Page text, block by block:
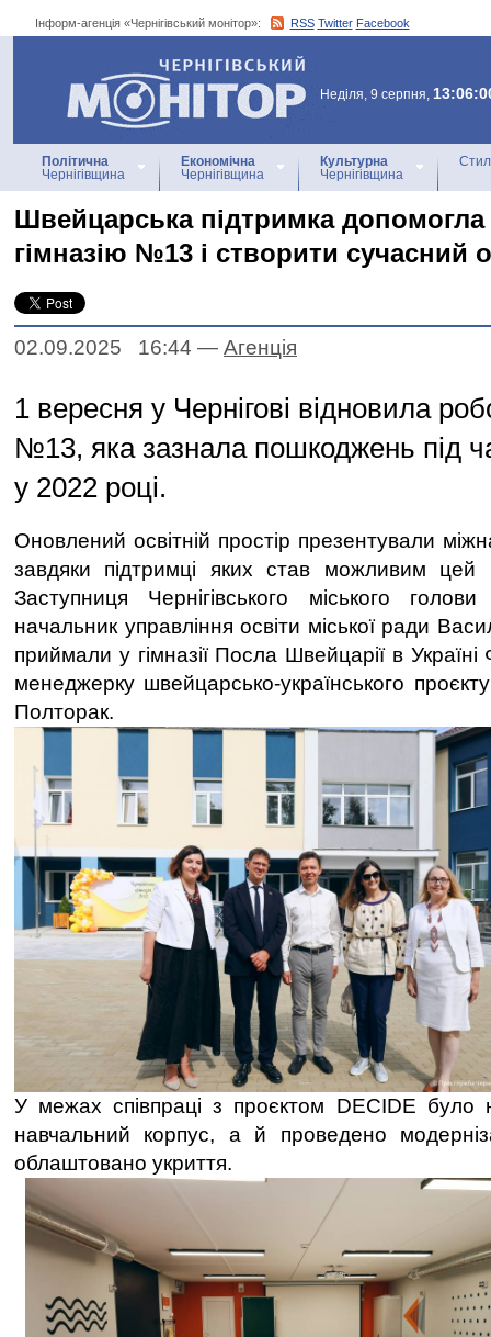
Інформ-агенція «Чернігівський монітор»: RSS Twitter Facebook
Інформ-агенція
«Чернігівський монітор»
Неділя, 9 серпня,
Політична
Чернігівщина
Економічна
Чернігівщина
Культурна
Чернігівщина
Швейцарська підтримка допомогла
гімназію №13 і створити сучасний
02.09.2025 16:44 — Агенцiя
1 вересня у Чернігові відновила
№13, яка зазнала пошкоджень під
у 2022 році.
Оновлений освітній простір презентували
завдяки підтримці яких став можливим цей
Заступниця Чернігівського міського
начальник управління освіти міської ради
приймали у гімназії Посла Швейцарії в
менеджерку швейцарсько-українського
Полторак.
У межах співпраці з проєктом DECIDE було
навчальний корпус, а й проведено
облаштовано укриття.